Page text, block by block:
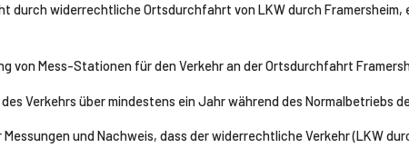
durch widerrechtliche Ortsdurchfahrt von LKW durch
von Mess-Stationen für den Verkehr an der Ortsdurchfahrt
Verkehrs über mindestens ein Jahr während des Normalbetriebs
und Nachweis, dass der widerrechtliche Verkehr (LKW